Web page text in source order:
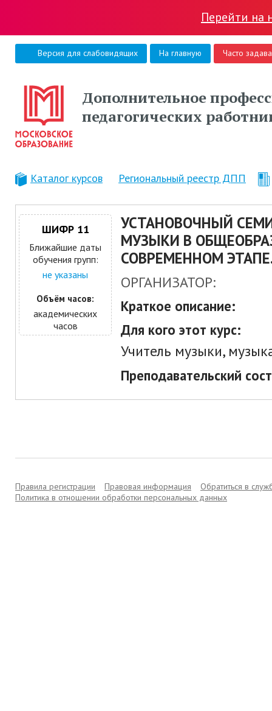
Перейти на
Версия для слабовидящих На главную Часто
Дополнительное
педагогических
Каталог курсов Региональный реестр ДПП
ШИФР 11
Ближайшие даты
обучения групп:
не указаны
Объём часов:
академических
часов
УСТАНОВОЧНЫЙ
МУЗЫКИ В
СОВРЕМЕННОМ
ОРГАНИЗАТОР:
Краткое описание:
Для кого этот курс:
Учитель музыки,
Преподавательский
Правила регистрации Правовая информация
Обратиться в
Политика в отношении обработки персональных данных